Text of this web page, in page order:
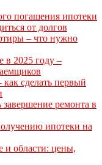
погашения ипотеки
от долгов
– что нужно
в 2025 году –
сделать первый
ремонта в
ипотеки на
и области: цены,